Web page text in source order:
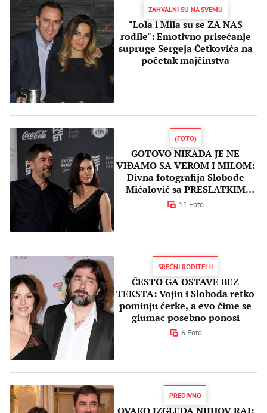
ZAHVALNI SU NA SVEMU
"Lola i Mila su se ZA NAS
rodile": Emotivno prisećanje
supruge Sergeja Ćetkovića na
početak majčinstva
(FOTO)
GOTOVO NIKADA JE NE
VIĐAMO SA VEROM I MILOM:
Divna fotografija Slobode
Mićalović sa PRESLATKIM
bliznakinjama
11 Foto
SREĆNI RODITELJI
ČESTO GA OSTAVE BEZ
TEKSTA: Vojin i Sloboda retko
pominju ćerke, a evo čime se
glumac posebno ponosi
6 Foto
PREDIVNO